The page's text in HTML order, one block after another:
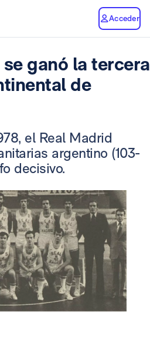
Acceder
ganó la tercera
de
el Real Madrid
argentino (103-
decisivo.